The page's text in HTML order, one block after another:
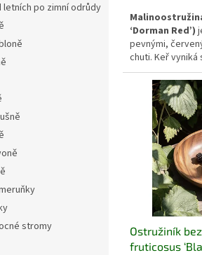
letních po zimní odrůdy
stromy
‘Dorman Red’)
pevnými,
chuti. Keř
nenáročným
hodí do zahrad
výsadeb. Plody
konzumaci i
Ostružiník
fruticosus